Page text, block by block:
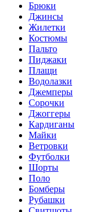
Брюки
Джинсы
Жилетки
Костюмы
Пальто
Пиджаки
Плащи
Водолазки
Джемперы
Сорочки
Джоггеры
Кардиганы
Майки
Ветровки
Футболки
Шорты
Поло
Бомберы
Рубашки